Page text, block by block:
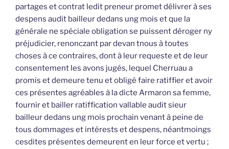
partages et contrat ledit preneur promet délivrer à ses
despens audit bailleur dedans ung mois et que la
générale ne spéciale obligation se puissent déroger ny
préjudicier, renonczant par devan tnous à toutes
choses à ce contraires, dont à leur requeste et de leur
consentement les avons jugés, lequel Cherruau a
promis et demeure tenu et obligé faire ratiffier et avoir
ces présentes agréables à la dicte Armaron sa femme,
fournir et bailler ratiffication vallable audit sieur
bailleur dedans ung mois prochain venant à peine de
tous dommages et intérests et despens, néantmoings
cesdites présentes demeurent en leur force et vertu ;